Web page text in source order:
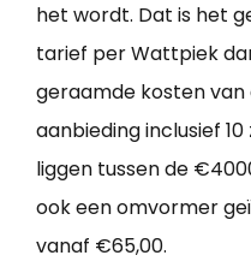
het wordt. Dat is het
tarief per Wattpiek
geraamde kosten
aanbieding inclusief
liggen tussen de
ook een omvormer
vanaf €65,00.